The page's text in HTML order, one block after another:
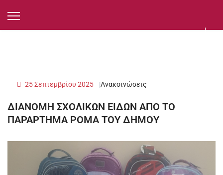
Ανακοινώσεις
25 Σεπτεμβρίου 2025
ΔΙΑΝΟΜΗ ΣΧΟΛΙΚΩΝ ΕΙΔΩΝ ΑΠΟ ΤΟ
ΠΑΡΑΡΤΗΜΑ ΡΟΜΑ ΤΟΥ ΔΗΜΟΥ